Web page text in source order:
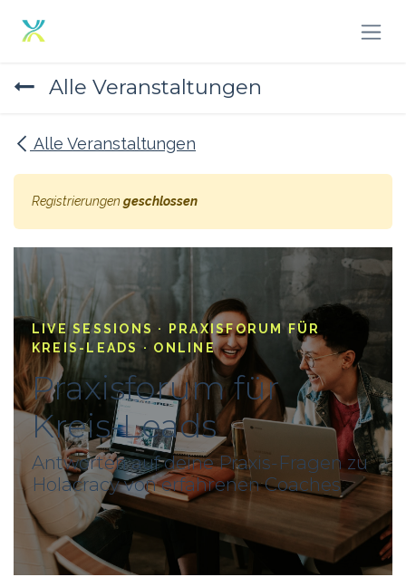
Alle Veranstaltungen
Alle Veranstaltungen
Registrierungen geschlossen
LIVE SESSIONS · PRAXISFORUM FÜR
KREIS-LEADS · ONLINE
Praxisforum für
Kreis-Leads
Antworten auf deine Praxis-Fragen zu
Holacracy von erfahrenen Coaches